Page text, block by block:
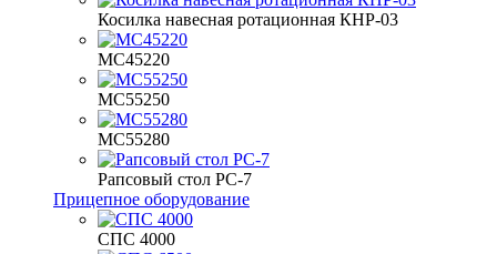
Косилка навесная ротационная КНР-03
МС45220
МС55250
МС55280
Рапсовый стол РС-7
Прицепное оборудование
СПС 4000